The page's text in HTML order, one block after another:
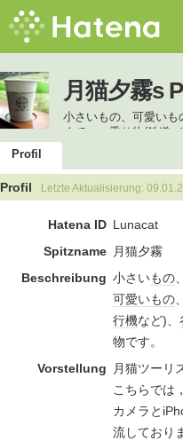
月猫夕霧s
小さいもの、可愛いも
くていい乗り物(鉄道
Profil
Profil Letzte Aktualisierung:
Hatena ID Lunacat
Spitzname 月猫夕霧
Beschreibung 小さいもの、
可愛いもの
行機など)、
物です。
Vorstellung
月猫ツーリ
こちらでは
カメラと
流しており